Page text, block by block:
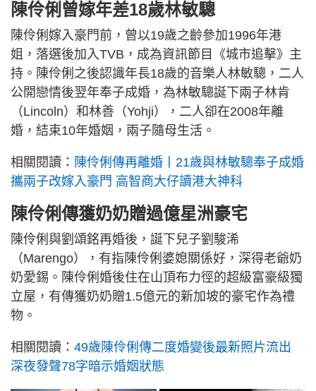
陳伶俐曾嫁年差18歲林敏驄
陳伶俐嫁入豪門前，曾以19歲之齡參加1996年港
姐，落選後加入TVB，成為資訊節目《城市追擊》主
持。陳伶俐之後認識年長18歲的音樂人林敏驄，二人
公開戀情後翌年奉子成婚，為林敏驄誕下兩子林肯
（Lincoln）和林善（Yohji），二人卻在2008年離
婚，結束10年婚姻，兩子隨母生活。
相關閱讀： 陳伶俐傳再離婚丨21歲與林敏驄奉子成婚
攜兩子改嫁入豪門 高智商大仔讀港大神科
陳伶俐傳獲奶奶贈過億星洲豪宅
陳伶俐與劉頌銘再婚後，誕下兒子劉駿浠
（Marengo），有指陳伶俐婆媳關係好，深得老爺奶
奶愛錫。陳伶俐婚後住在山頂布力徑的超級富豪級獨
立屋，有傳獲奶奶贈1.5億元的新加坡的豪宅作為禮
物。
相關閱讀： 49歲陳伶俐傳二度婚變後最新照片流出
深夜發聲78字暗示婚姻狀態